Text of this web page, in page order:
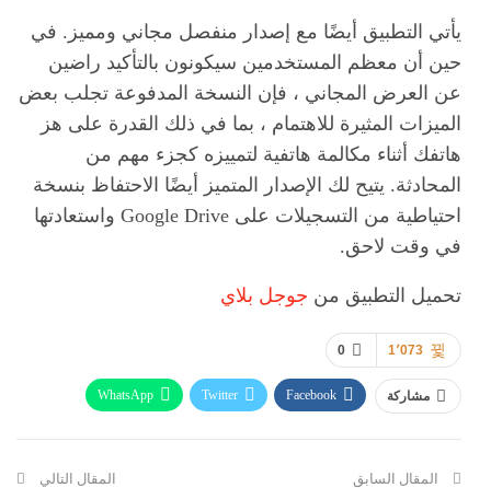
يأتي التطبيق أيضًا مع إصدار منفصل مجاني ومميز. في
حين أن معظم المستخدمين سيكونون بالتأكيد راضين
عن العرض المجاني ، فإن النسخة المدفوعة تجلب بعض
الميزات المثيرة للاهتمام ، بما في ذلك القدرة على هز
هاتفك أثناء مكالمة هاتفية لتمييزه كجزء مهم من
المحادثة. يتيح لك الإصدار المتميز أيضًا الاحتفاظ بنسخة
احتياطية من التسجيلات على Google Drive واستعادتها
في وقت لاحق.
تحميل التطبيق من جوجل بلاي
0 1٬073
مشاركة Facebook
Twitter
WhatsApp
المقال السابق المقال التالي